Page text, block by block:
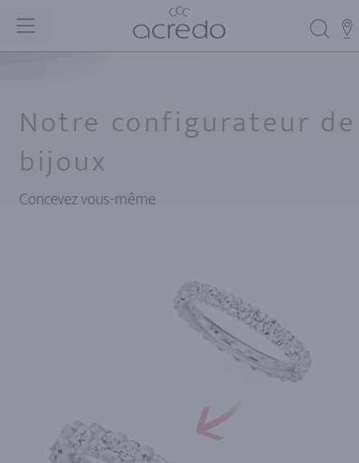
Notre configurateur de
bijoux
Concevez vous-même